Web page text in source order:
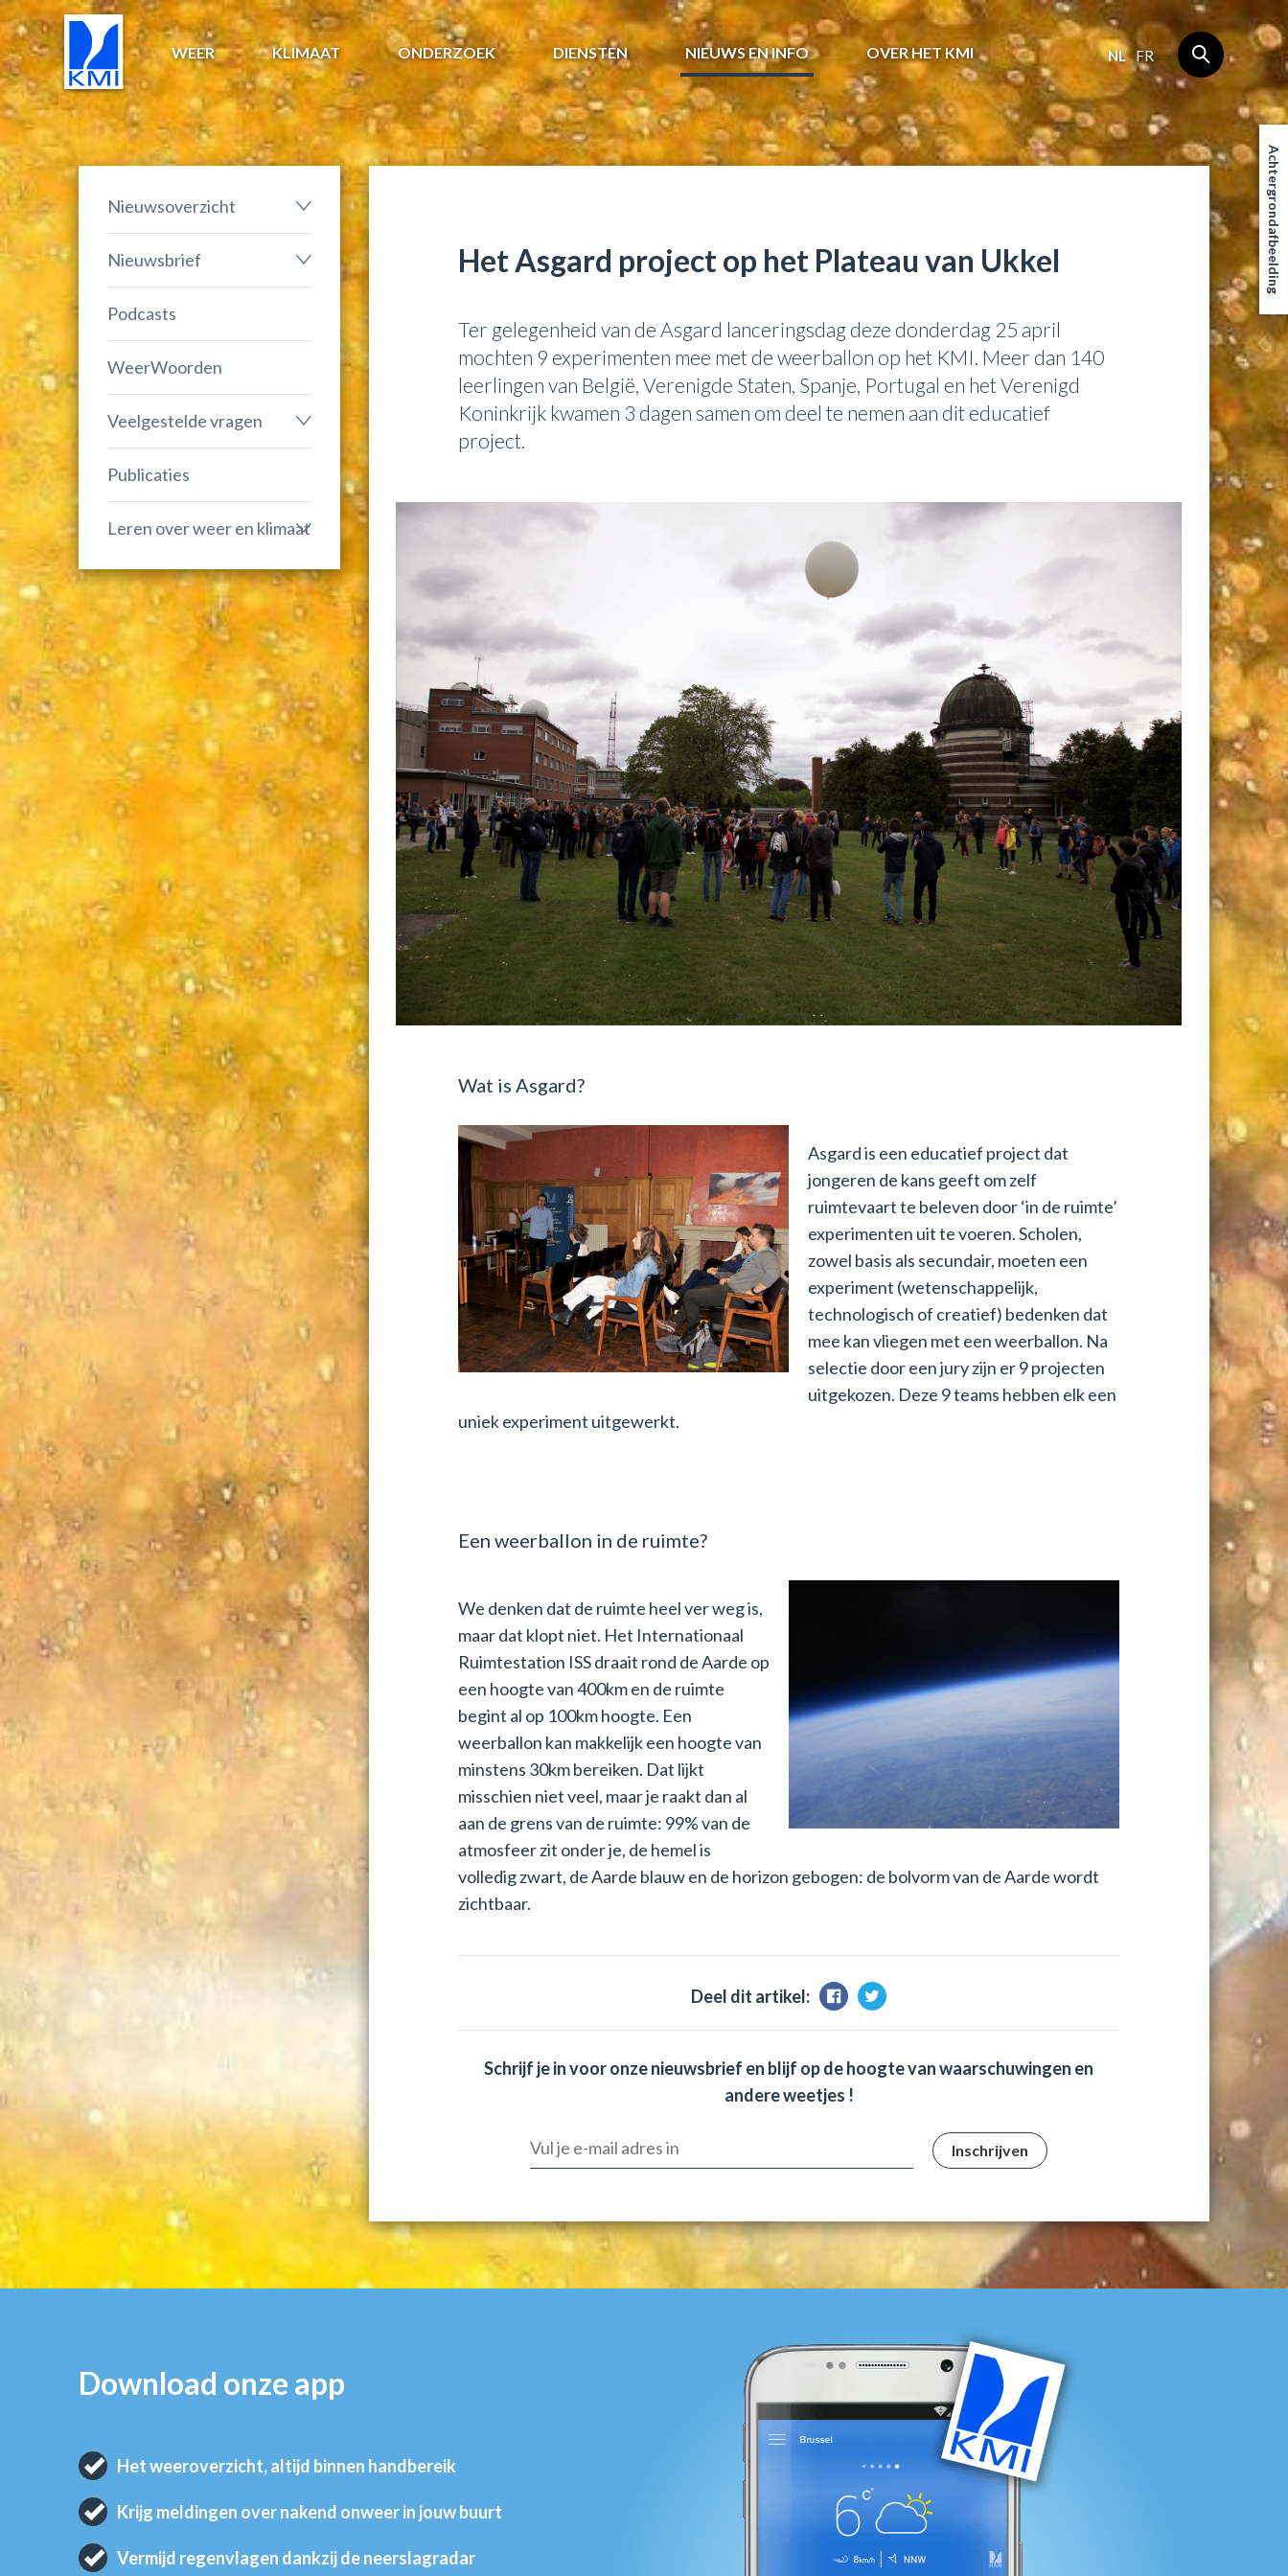
WEER KLIMAAT ONDERZOEK DIENSTEN NIEUWS EN INFO OVER HET KMI NL FR
Nieuwsoverzicht
Nieuwsbrief
Podcasts
WeerWoorden
Veelgestelde vragen
Publicaties
Leren over weer en klimaat
Het Asgard project op het Plateau van Ukkel
Ter gelegenheid van de Asgard lanceringsdag deze donderdag 25 april
mochten 9 experimenten mee met de weerballon op het KMI. Meer dan 140
leerlingen van België, Verenigde Staten, Spanje, Portugal en het Verenigd
Koninkrijk kwamen 3 dagen samen om deel te nemen aan dit educatief
project.
Wat is Asgard?
Asgard is een educatief project dat
jongeren de kans geeft om zelf
ruimtevaart te beleven door ‘in de ruimte’
experimenten uit te voeren. Scholen,
zowel basis als secundair, moeten een
experiment (wetenschappelijk,
technologisch of creatief) bedenken dat
mee kan vliegen met een weerballon. Na
selectie door een jury zijn er 9 projecten
uitgekozen. Deze 9 teams hebben elk een
uniek experiment uitgewerkt.
Een weerballon in de ruimte?
We denken dat de ruimte heel ver weg is,
maar dat klopt niet. Het Internationaal
Ruimtestation ISS draait rond de Aarde op
een hoogte van 400km en de ruimte
begint al op 100km hoogte. Een
weerballon kan makkelijk een hoogte van
minstens 30km bereiken. Dat lijkt
misschien niet veel, maar je raakt dan al
aan de grens van de ruimte: 99% van de
atmosfeer zit onder je, de hemel is
volledig zwart, de Aarde blauw en de horizon gebogen: de bolvorm van de Aarde wordt
zichtbaar.
Deel dit artikel:
Schrijf je in voor onze nieuwsbrief en blijf op de hoogte van waarschuwingen en
andere weetjes !
Inschrijven
Download onze app
Het weeroverzicht, altijd binnen handbereik
Krijg meldingen over nakend onweer in jouw buurt
Vermijd regenvlagen dankzij de neerslagradar
Achtergrondafbeelding